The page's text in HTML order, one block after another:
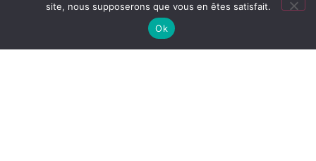
TAXE D'APPRENTISSAGE
site, nous supposerons que vous en êtes satisfait.
Ok